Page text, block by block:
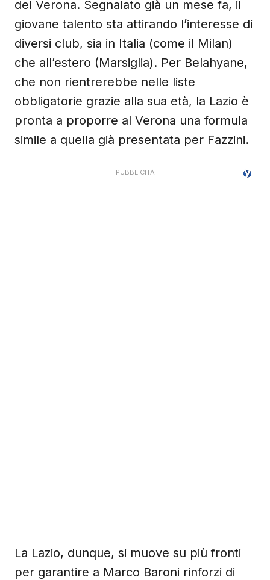
del Verona. Segnalato già un mese fa, il
giovane talento sta attirando l’interesse di
diversi club, sia in Italia (come il Milan)
che all’estero (Marsiglia). Per Belahyane,
che non rientrerebbe nelle liste
obbligatorie grazie alla sua età, la Lazio è
pronta a proporre al Verona una formula
simile a quella già presentata per Fazzini.
La Lazio, dunque, si muove su più fronti
per garantire a Marco Baroni rinforzi di